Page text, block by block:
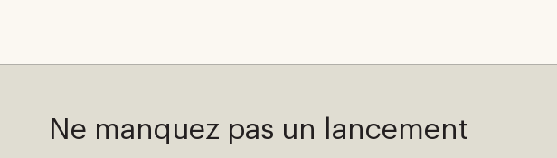
Ne manquez pas un lancement